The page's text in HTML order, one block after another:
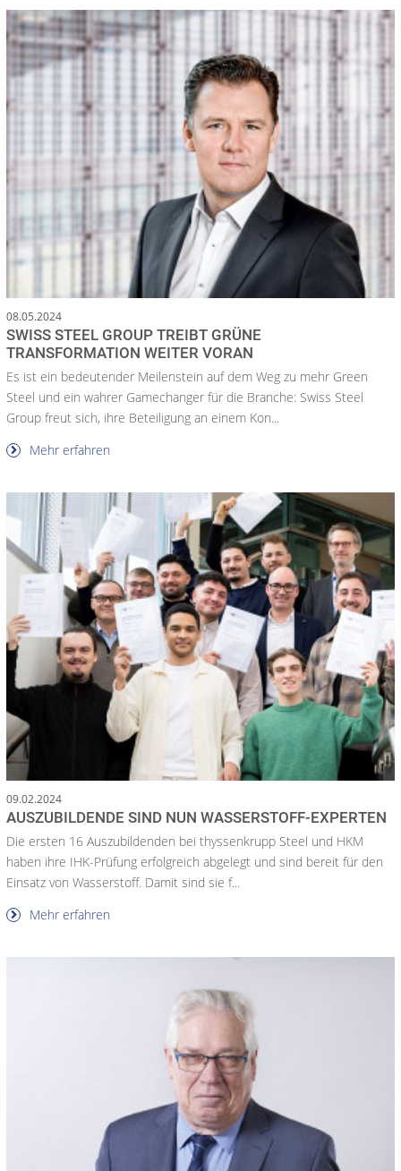
08.05.2024
SWISS STEEL GROUP TREIBT GRÜNE
TRANSFORMATION WEITER VORAN
Es ist ein bedeutender Meilenstein auf dem Weg zu mehr Green
Steel und ein wahrer Gamechanger für die Branche: Swiss Steel
Group freut sich, ihre Beteiligung an einem Kon...
Mehr erfahren
09.02.2024
AUSZUBILDENDE SIND NUN WASSERSTOFF-EXPERTEN
Die ersten 16 Auszubildenden bei thyssenkrupp Steel und HKM
haben ihre IHK-Prüfung erfolgreich abgelegt und sind bereit für den
Einsatz von Wasserstoff. Damit sind sie f...
Mehr erfahren